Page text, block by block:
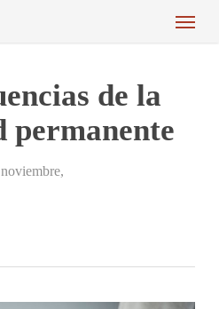
Menu
de la
permanente